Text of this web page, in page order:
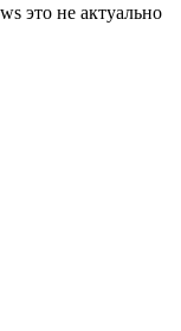
это не актуально